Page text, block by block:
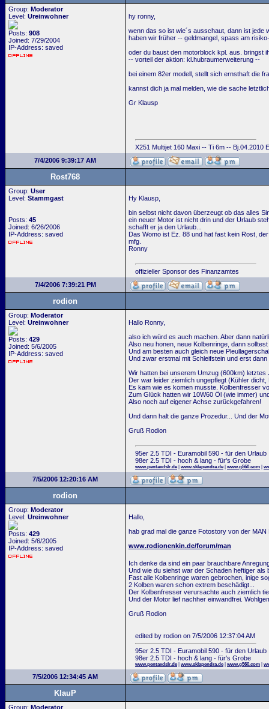
Group: Moderator
Level: Ureinwohner
Posts: 908
Joined: 7/29/2004
IP-Address: saved
hy ronny,
wenn das so ist wie´s ausschaut, dann ist jede
haben wir früher -- geldmangel, spass am
oder du baust den motorblock kpl. aus. bringst
-- vorteil der aktion: kl.hubraumerweiterung --
bei einem 82er modell, stellt sich ernsthaft die
kannst dich ja mal melden, wie die sache
Gr Klausp
X251 Multijet 160 Maxi -- Ti 6m -- Bj.04.2010
7/4/2006 9:39:17 AM
Rost768
Group: User
Level: Stammgast
Posts: 45
Joined: 6/26/2006
IP-Address: saved
Hy Klausp,
bin selbst nicht davon überzeugt ob das alles
ein neuer Motor ist nicht drin und der Urlaub
schafft er ja den Urlaub...
Das Womo ist Ez. 88 und hat fast kein Rost,
mfg.
Ronny
offizieller Sponsor des Finanzamtes
7/4/2006 7:39:21 PM
rodion
Group: Moderator
Level: Ureinwohner
Posts: 429
Joined: 5/6/2005
IP-Address: saved
Hallo Ronny,
also ich würd es auch machen. Aber dann
Also neu honen, neue Kolbenringe, dann
Und am besten auch gleich neue
Und zwar erstmal mit Schleifstein und erst
Wir hatten bei unserem Umzug (600km) letztes
Der war leider ziemlich ungepflegt (Kühler
Es kam wie es komen musste. Kolbenfresser
Zum Glück hatten wir 10W60 Öl (wie immer)
Also noch auf eigener Achse zurückgefahren!
Und dann halt die ganze Prozedur... Und der
Gruß Rodion
95er 2.5 TDI - Euramobil 590 - für den Urlaub
98er 2.5 TDI - hoch & lang - für's Grobe
www.pentaxdslr.de www.sklapendra.de www.g560.com
7/5/2006 12:20:16 AM
rodion
Group: Moderator
Level: Ureinwohner
Posts: 429
Joined: 5/6/2005
IP-Address: saved
Hallo,
hab grad mal die ganze Fotostory von der
www.rodionenkin.de/forum/man
Ich denke da sind ein paar brauchbare
Und wie du siehst war der Schaden heftiger als
Fast alle Kolbenringe waren gebrochen, inige
2 Kolben waren schon extrem beschädigt...
Der Kolbenfresser verursachte auch ziemlich
Und der Motor lief nachher einwandfrei.
Gruß Rodion
edited by rodion on 7/5/2006 12:37:04 AM
95er 2.5 TDI - Euramobil 590 - für den Urlaub
98er 2.5 TDI - hoch & lang - für's Grobe
www.pentaxdslr.de www.sklapendra.de www.g560.com
7/5/2006 12:34:45 AM
KlauP
Group: Moderator